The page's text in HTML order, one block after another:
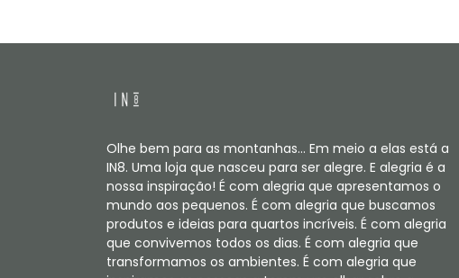
Olhe bem para as montanhas... Em meio a elas está a
IN8. Uma loja que nasceu para ser alegre. E alegria é a
nossa inspiração! É com alegria que apresentamos o
mundo aos pequenos. É com alegria que buscamos
produtos e ideias para quartos incríveis. É com alegria
que convivemos todos os dias. É com alegria que
transformamos os ambientes. É com alegria que